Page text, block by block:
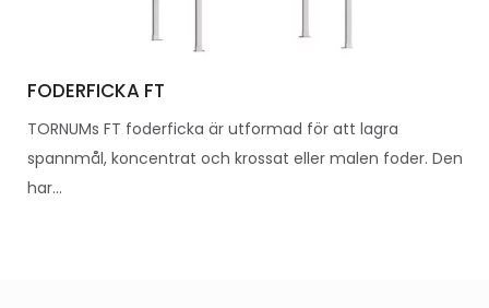
FODERFICKA FT
TORNUMs FT foderficka är utformad för att lagra
spannmål, koncentrat och krossat eller malen foder. Den
har...